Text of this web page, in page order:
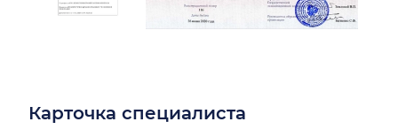
Карточка специалиста